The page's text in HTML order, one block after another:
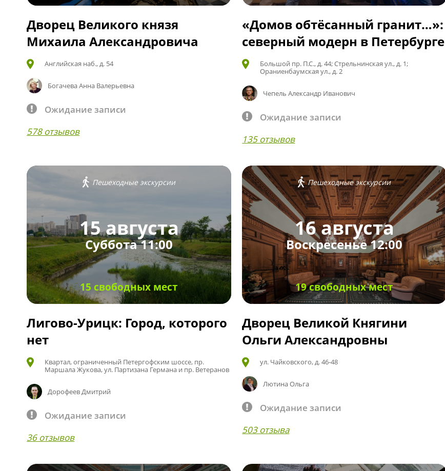
Дворец Великого князя
Михаила Александровича
Английская наб., д. 54
Богачева Анна Валерьевна
Ожидание записи
578 отзывов
«Домов обтёсанный гранит…»:
северный модерн в Петербурге
Большой пр. П.С., д. 44; Стрельнинская ул., д. 1;
Ораниенбаумская ул., д. 2
Чепель Александр Иванович
Ожидание записи
135 отзывов
Пешеходные экскурсии
15 августа
Суббота 11:00
15 свободных мест
Лигово-Урицк: Город, которого
нет
Квартал, ограниченный Петергофским шоссе, пр.
Маршала Жукова, ул. Партизана Германа и пр. Ветеранов
Дорофеев Дмитрий
Ожидание записи
36 отзывов
Пешеходные экскурсии
16 августа
Воскресенье 12:00
19 свободных мест
Дворец Великой Княгини
Ольги Александровны
ул. Чайковского, д. 46-48
Лютина Ольга
Ожидание записи
503 отзыва